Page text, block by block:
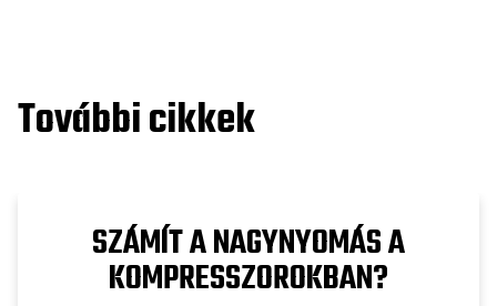
További cikkek
SZÁMÍT A NAGYNYOMÁS A
KOMPRESSZOROKBAN?